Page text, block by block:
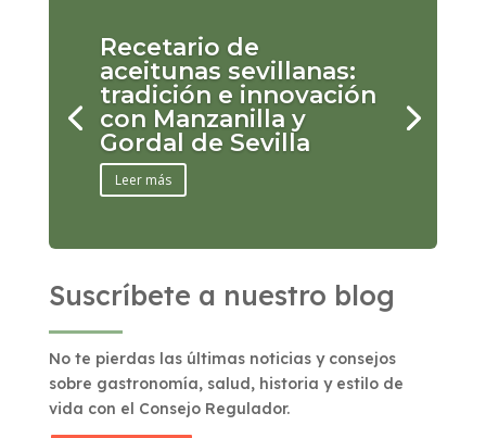
Recetario de
aceitunas sevillanas:
tradición e innovación
con Manzanilla y
Gordal de Sevilla
Leer más
Suscríbete a nuestro blog
No te pierdas las últimas noticias y consejos
sobre gastronomía, salud, historia y estilo de
vida con el Consejo Regulador.